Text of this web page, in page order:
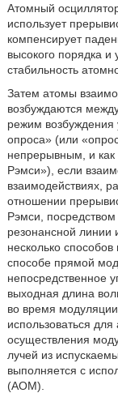
Атомный
использует
компенсирует
высокого порядка и
стабильность
Затем атомы
возбуждаются
режим
опроса» (или
непрерывным, и
Рэмси»), если
взаимодействиях,
отношении
Рэмси,
резонансной линии
несколько
способе прямой
непосредственное
выходная длина
во время
использоваться
осуществления
лучей из
выполняется с
(AOM).